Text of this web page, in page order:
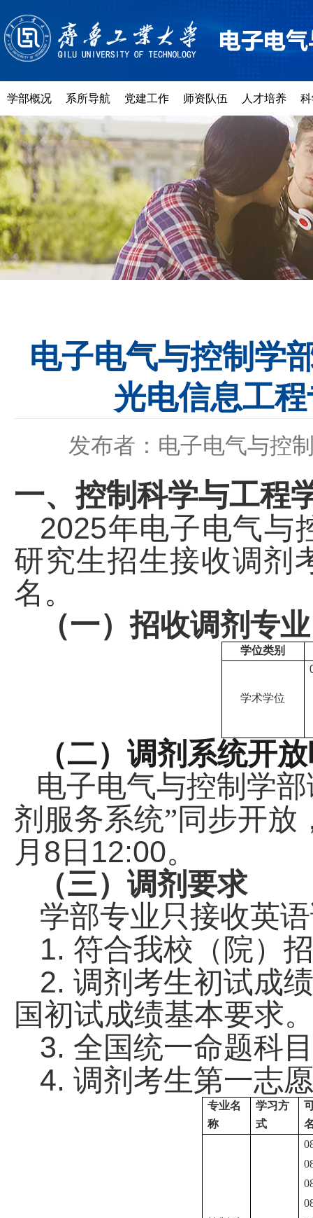
学部概况 系所导航 党建工作 师资队伍 人才培养
电子电气与控制学
光电信息工
发布者：电子电气与控
一、控制科学与工程
2025年电子电气与
研究生招生接收调剂
名。
（一）招收调剂专业
学位类别
学术学位
（二）调剂系统开
电子电气与控制学
剂服务系统”同步开放
月 8 日 12:00。
（三）调剂要求
学部专业只接收英
1. 符合我校（院）
2. 调剂考生初试成
国初试成绩基本要求
3. 全国统一命题科
4. 调剂考生第一志
专业名
称
学习方
式